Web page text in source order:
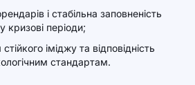
і стабільна заповненість
кризові періоди;
іміджу та відповідність
стандартам.